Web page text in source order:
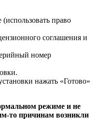
(использовать право
соглашения и
номер
нажать «Готово»
режиме и не
то причинам возникли